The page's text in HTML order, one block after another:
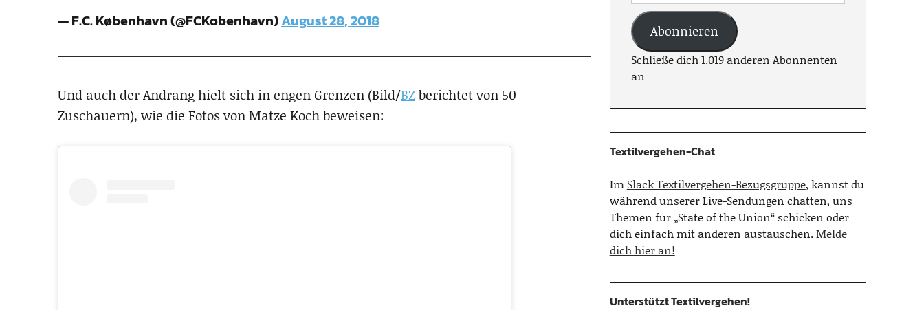
— F.C. København (@FCKobenhavn)August 28, 2018
Und auch der Andrang hielt sich in engen Grenzen (Bild/BZberichtet von 50
Zuschauern), wie die Fotos von Matze Koch beweisen:
Abonnieren
Schließe dich 1.019 anderen Abonnenten
an
Textilvergehen-Chat
Im Slack Textilvergehen-Bezugsgruppe, kannst du
während unserer Live-Sendungen chatten, uns
Themen für „State of the Union“ schicken oder
dich einfach mit anderen austauschen.Melde
dich hier an!
Unterstützt Textilvergehen!